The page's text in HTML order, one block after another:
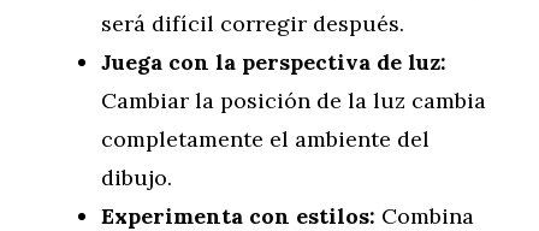
será difícil corregir después.
Juega con la perspectiva de luz:
Cambiar la posición de la luz cambia
completamente el ambiente del
dibujo.
Experimenta con estilos: Combina